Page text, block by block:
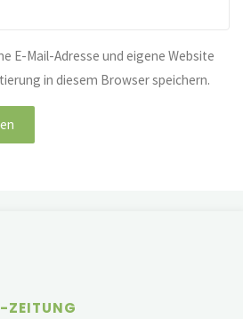
E-Mail-Adresse und eigene Website
in diesem Browser speichern.
ZEITUNG